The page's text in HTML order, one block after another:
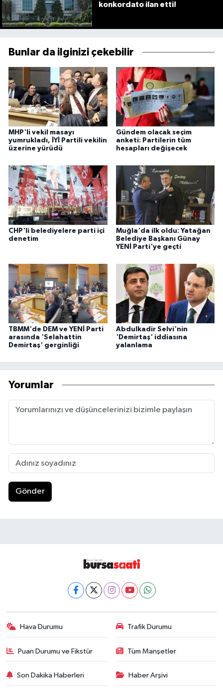
konkordato ilan etti!
Bunlar da ilginizi çekebilir
MHP'li vekil masayı
yumrukladı, İYİ Partili vekilin
üzerine yürüdü
Gündem olacak seçim
anketi: Partilerin tüm
hesapları değişecek
CHP'li belediyelere parti içi
denetim
Muğla'da ilk oldu: Yatağan
Belediye Başkanı Günay
YENİ Parti'ye geçti
TBMM'de DEM ve YENİ Parti
arasında 'Selahattin
Demirtaş' gerginliği
Abdulkadir Selvi'nin
'Demirtaş' iddiasına
yalanlama
Yorumlar
Gönder
Hava Durumu Trafik Durumu
Puan Durumu ve Fikstür Tüm Manşetler
Son Dakika Haberleri Haber Arşivi